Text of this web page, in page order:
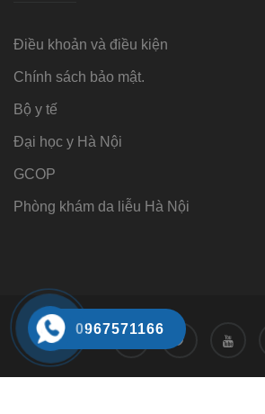
Điều khoản và điều kiện
Chính sách bảo mật.
Bộ y tế
Đại học y Hà Nội
GCOP
Phòng khám da liễu Hà Nội
0967571166